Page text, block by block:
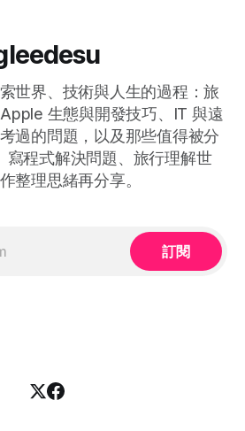
世界、技術與人生的過程：旅
生態與開發技巧、IT 與遠
過的問題，以及那些值得被分
寫程式解決問題、旅行理解世
整理思緒再分享。
訂閱